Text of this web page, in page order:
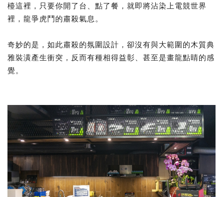
檯這裡，只要你開了台、點了餐，就即將沾染上電競世界
裡，龍爭虎鬥的肅殺氣息。
奇妙的是，如此肅殺的氛圍設計，卻沒有與大範圍的木質典
雅裝潢產生衝突，反而有種相得益彰、甚至是畫龍點睛的感
覺。